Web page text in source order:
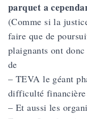
parquet a
(Comme si la
faire que de
plaignants ont
de
– TEVA le géant
difficulté financière
– Et aussi les